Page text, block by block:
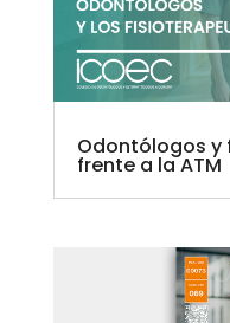
Odontólogos
frente a la ATM